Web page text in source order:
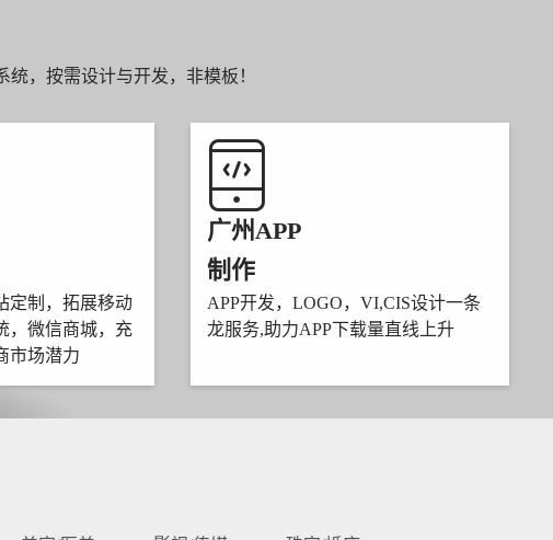
，按需设计与开发，非模板！
定制，拓展移动
，微信商城，充
市场潜力
广州APP
制作
APP开发，LOGO，VI,CIS设计一条
龙服务,助力APP下载量直线上升